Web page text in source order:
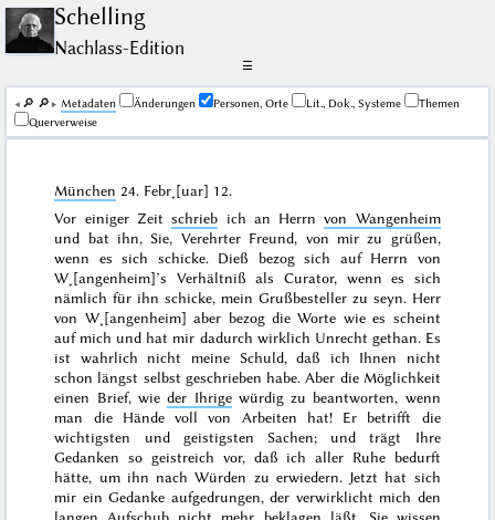
Schelling
Nachlass-Edition
☰
🔎︎ 🔎︎ Me­ta­da­ten Änderungen Personen, Orte Lit., Dok., Systeme
Themen
Querverweise
München 24. Febr˖[uar] 12.
Vor einiger Zeitschrieb ich an Herrnvon Wangenheim
und bat ihn, Sie, Verehrter Freund, von mir zu grüßen,
wenn es sich schicke. Dieß bezog sich auf Herrn von
W˖[angenheim]’s Verhältniß als Curator, wenn es sich
nämlich für ihn schicke, mein Grußbesteller zu seyn. Herr
von W˖[angenheim] aber bezog die Worte wie es scheint
auf mich und hat mir dadurch wirklich Unrecht gethan. Es
ist wahrlich nicht meine Schuld, daß ich Ihnen nicht
schon längst selbst geschrieben habe. Aber die Möglichkeit
einen Brief, wieder Ihrigewürdig zu beantworten, wenn
man die Hände voll von Arbeiten hat! Er betrifft die
wichtigsten und geistigsten Sachen; und trägt Ihre
Gedanken so geistreich vor, daß ich aller Ruhe bedurft
hätte, um ihn nach Würden zu erwiedern. Jetzt hat sich
mir ein Gedanke aufgedrungen, der verwirklicht mich den